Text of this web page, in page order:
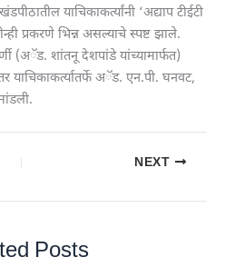
याचिकाकर्त्यांनी ‘अद्याप टीईटी
प्रकरणे भिन्न असल्याचे स्पष्ट झाले.
(अॅड. शांतनू देशपांडे यांच्यामार्फत)
अॅड. एन.पी. घनवट,
NEXT
Posts